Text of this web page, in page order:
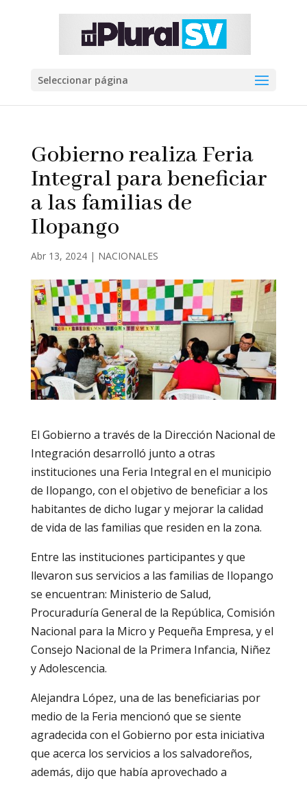
Seleccionar página
Gobierno realiza Feria
Integral para beneficiar
a las familias de
Ilopango
Abr 13, 2024| NACIONALES
El Gobierno a través de la Dirección Nacional de
Integración desarrolló junto a otras
instituciones una Feria Integral en el municipio
de Ilopango, con el objetivo de beneficiar a los
habitantes de dicho lugar y mejorar la calidad
de vida de las familias que residen en la zona.
Entre las instituciones participantes y que
llevaron sus servicios a las familias de Ilopango
se encuentran: Ministerio de Salud,
Procuraduría General de la República, Comisión
Nacional para la Micro y Pequeña Empresa, y el
Consejo Nacional de la Primera Infancia, Niñez
y Adolescencia.
Alejandra López, una de las beneficiarias por
medio de la Feria mencionó que se siente
agradecida con el Gobierno por esta iniciativa
que acerca los servicios a los salvadoreños,
además, dijo que había aprovechado a